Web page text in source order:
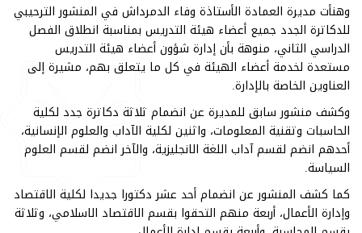
وهنأت مديرة العمادة الأستاذة وفاء الدمرداش في المنشور الترحيبي
للدكاترة الجدد جميع أعضاء هيئة التدريس بمناسبة انطلاق الفصل
الدراسي الثاني، منوهة بأن إدارة شؤون أعضاء هيئة التدريس
مستعدة لخدمة أعضاء الهيئة في كل ما يتعلق بهم، مشيرة إلى
العناوين الخاصة بالإدارة.
وكشف منشور سابق للمديرة عن انضمام ثلاثة دكاترة جدد لكلية
الحاسبات وتقنية المعلومات، واثنين لكلية الآداب والعلوم الإنسانية،
أحدهم انضم لقسم آداب اللغة الانجليزية، والآخر انضم لقسم العلوم
السياسة.
كما كشف المنشور عن انضمام أحد عشر دكتورا جديدا لكلية الاقتصاد
وإدارة الأعمال، أربعة منهم التحقوا بقسم الاقتصاد الاسلامي، وثلاثة